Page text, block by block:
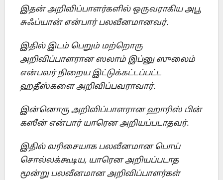
இதன் அறிவிப்பாளர்களில் ஒருவராகிய அபூ
சுஃப்யான் என்பார் பலவீனமானவர்.
இதில் இடம் பெறும் மற்றொரு
அறிவிப்பாளரானஸலாம் இப்னு ஸுலைம்
என்பவர் நிறைய இட்டுக்கட்டப்பட்ட
ஹதீஸ்களை அறிவிப்பவராவார்.
இன்னொரு அறிவிப்பாளரான ஹாரிஸ் பின்
கஸீன் என்பார் யாரென அறியப்படாதவர்.
இதில் வரிசையாக பலவீனமான பொய்
சொல்லக்கூடிய, யாரென அறியப்படாத
மூன்று பலவீனமான அறிவிப்பாளர்கள்